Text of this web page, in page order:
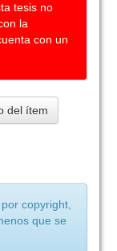
tesis no
la
con un
del ítem
copyright,
que se